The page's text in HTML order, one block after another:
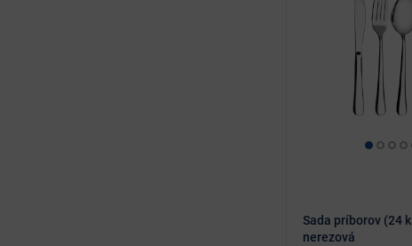
Sada príborov (24
nerezová